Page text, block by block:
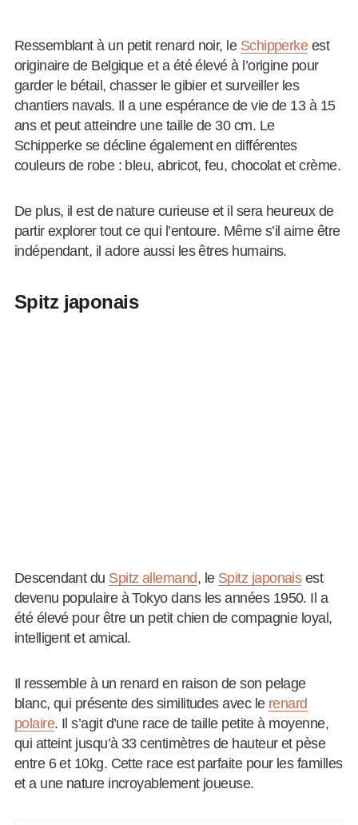
Ressemblant à un petit renard noir, le Schipperkeest
originaire de Belgique et a été élevé à l’origine pour
garder le bétail, chasser le gibier et surveiller les
chantiers navals. Il a une espérance de vie de 13 à 15
ans et peut atteindre une taille de 30 cm. Le
Schipperke se décline également en différentes
couleurs de robe : bleu, abricot, feu, chocolat et crème.
De plus, il est de nature curieuse et il sera heureux de
partir explorer tout ce qui l’entoure. Même s’il aime être
indépendant, il adore aussi les êtres humains.
Spitz japonais
Descendant du Spitz allemand, le Spitz japonaisest
devenu populaire à Tokyo dans les années 1950. Il a
été élevé pour être un petit chien de compagnie loyal,
intelligent et amical.
Il ressemble à un renard en raison de son pelage
blanc, qui présente des similitudes avec le renard
polaire. Il s’agit d’une race de taille petite à moyenne,
qui atteint jusqu’à 33 centimètres de hauteur et pèse
entre 6 et 10kg. Cette race est parfaite pour les familles
et a une nature incroyablement joueuse.